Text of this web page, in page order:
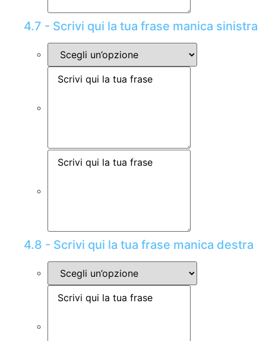
4.7 - Scrivi qui la tua frase manica sinistra
4.8 - Scrivi qui la tua frase manica destra